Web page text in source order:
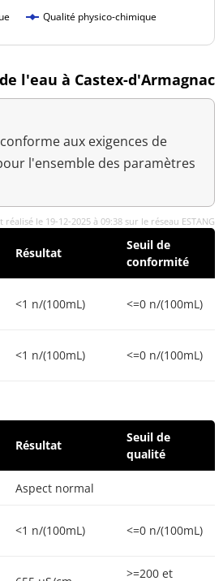
Qualité physico-chimique
l'eau à Castex-d'Armagnac
aux exigences de
l'ensemble des paramètres
réalisé le 19-12-2025 à 09:38 sur le réseau ESTANG
Résultat
Seuil de
conformité
<1 n/(100mL) <=0 n/(100mL)
<1 n/(100mL) <=0 n/(100mL)
Résultat
Seuil de
qualité
Aspect normal
<1 n/(100mL) <=0 n/(100mL)
>=200 et